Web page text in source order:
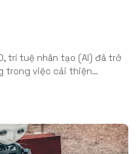
trí tuệ nhân tạo (AI) đã trở
trong việc cải thiện…